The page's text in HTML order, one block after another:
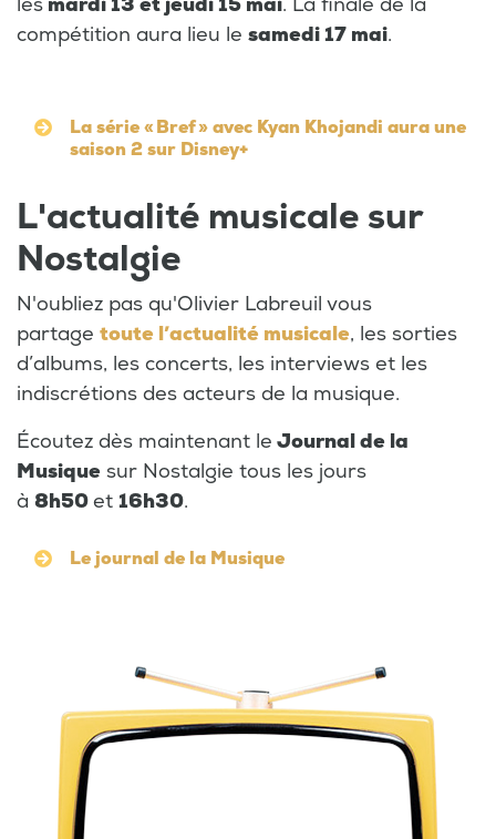
compétition aura lieu le samedi 17 mai.
La série « Bref » avec Kyan Khojandi aura une
saison 2 sur Disney+
L'actualité musicale sur
Nostalgie
N'oubliez pas qu'Olivier Labreuil vous
partage toute l’actualité musicale, les sorties
d’albums, les concerts, les interviews et les
indiscrétions des acteurs de la musique.
Écoutez dès maintenant le Journal de la
Musique sur Nostalgie tous les jours
à 8h50et 16h30.
Le journal de la Musique